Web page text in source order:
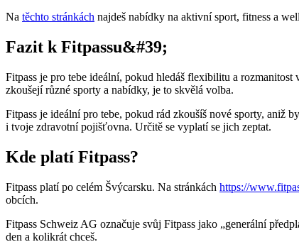
Na těchto stránkách najdeš nabídky na aktivní sport, fitness a
Fazit k Fitpassu&#39;
Fitpass je pro tebe ideální, pokud hledáš flexibilitu a
zkoušejí různé sporty a nabídky, je to skvělá volba.
Fitpass je ideální pro tebe, pokud rád zkoušíš nové sporty, aniž
i tvoje zdravotní pojišťovna. Určitě se vyplatí se jich zeptat.
Kde platí Fitpass?
Fitpass platí po celém Švýcarsku. Na stránkách https://
obcích.
Fitpass Schweiz AG označuje svůj Fitpass jako „generální
den a kolikrát chceš.